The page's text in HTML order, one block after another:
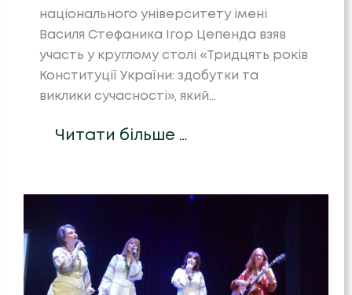
національного університету імені
Василя Стефаника Ігор Цепенда взяв
участь у круглому столі «Тридцять років
Конституції України: здобутки та
виклики сучасності», який…
Читати більше …